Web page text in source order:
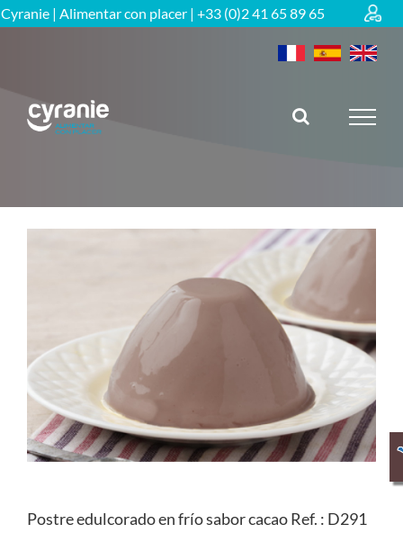
Skip
to
Cyranie | Alimentar con placer | +33 (0)2 41 65 89 65
RETOUR
Postre edulcorado en frío sabor cacao Ref. : D291